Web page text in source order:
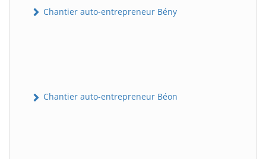
Chantier auto-entrepreneur Bény
Chantier auto-entrepreneur Béon